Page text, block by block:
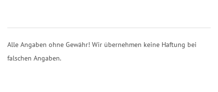
Alle Angaben ohne Gewähr! Wir übernehmen keine Haftung bei
falschen Angaben.